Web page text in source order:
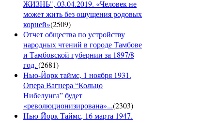
ЖИЗНЬ", 03.04.2019. «Человек не
может жить без ощущения родовых
корней»(2509)
Отчет общества по устройству
народных чтений в городе Тамбове
и Тамбовской губернии за 1897/8
год. (2681)
Нью-Йорк таймс, 1 ноября 1931.
Опера Вагнера “Кольцо
Нибелунга” будет
«революционизирована»...(2303)
Нью-Йорк Таймс, 16 марта 1947.